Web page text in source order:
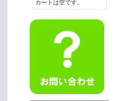
カートは空です。